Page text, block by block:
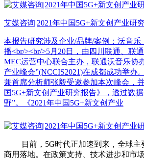
艾媒咨询|2021年中国5G+新文创产业研
本报告研究涉及企业/品牌/案例：沃音乐
播<br/><br/>5月20日，由四川联通、联
MEC运营中心联合主办，联通沃音乐协
产业峰会”(NCCIS2021)在成都成功举办
兼首席分析师张毅受邀参加本次峰会，
国5G+新文创产业研究报告》，透过数
野”。《2021年中国5G+新文创产业
目前，5G时代正加速到来，全球主
商用落地。在政策支持、技术进步和市